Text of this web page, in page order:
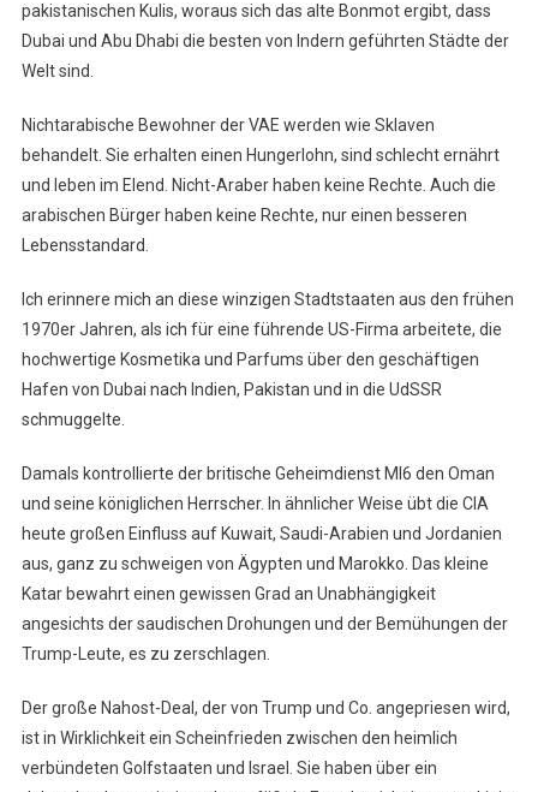
pakistanischen Kulis, woraus sich das alte Bonmot ergibt, dass
Dubai und Abu Dhabi die besten von Indern geführten Städte der
Welt sind.
Nichtarabische Bewohner der VAE werden wie Sklaven
behandelt. Sie erhalten einen Hungerlohn, sind schlecht ernährt
und leben im Elend. Nicht-Araber haben keine Rechte. Auch die
arabischen Bürger haben keine Rechte, nur einen besseren
Lebensstandard.
Ich erinnere mich an diese winzigen Stadtstaaten aus den frühen
1970er Jahren, als ich für eine führende US-Firma arbeitete, die
hochwertige Kosmetika und Parfums über den geschäftigen
Hafen von Dubai nach Indien, Pakistan und in die UdSSR
schmuggelte.
Damals kontrollierte der britische Geheimdienst MI6 den Oman
und seine königlichen Herrscher. In ähnlicher Weise übt die CIA
heute großen Einfluss auf Kuwait, Saudi-Arabien und Jordanien
aus, ganz zu schweigen von Ägypten und Marokko. Das kleine
Katar bewahrt einen gewissen Grad an Unabhängigkeit
angesichts der saudischen Drohungen und der Bemühungen der
Trump-Leute, es zu zerschlagen.
Der große Nahost-Deal, der von Trump und Co. angepriesen wird,
ist in Wirklichkeit ein Scheinfrieden zwischen den heimlich
verbündeten Golfstaaten und Israel. Sie haben über ein